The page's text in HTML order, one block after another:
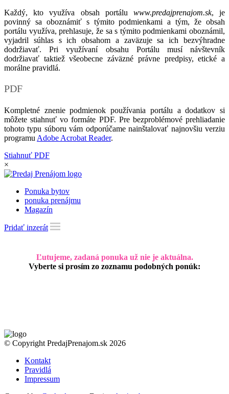
Každý, kto využíva obsah portálu www.predajprenajom.sk, je
povinný sa oboznámiť s týmito podmienkami a tým, že obsah
portálu využíva, prehlasuje, že sa s týmito podmienkami oboznámil,
vyjadril súhlas s ich obsahom a zaväzuje sa ich bezvýhradne
dodržiavať. Pri využívaní obsahu Portálu musí návštevník
dodržiavať taktiež všeobecne záväzné právne predpisy, etické a
morálne pravidlá.
PDF
Kompletné znenie podmienok používania portálu a dodatkov si
môžete stiahnuť vo formáte PDF. Pre bezproblémové prehliadanie
tohoto typu súboru vám odporúčame nainštalovať najnovšiu verziu
programu Adobe Acrobat Reader.
Stiahnuť PDF
×
Ponuka bytov
ponuka prenájmu
Magazín
Pridať inzerát
Ľutujeme, zadaná ponuka už nie je aktuálna.
Vyberte si prosím zo zoznamu podobných ponúk:
© Copyright PredajPrenajom.sk 2026
Kontakt
Pravidlá
Impressum